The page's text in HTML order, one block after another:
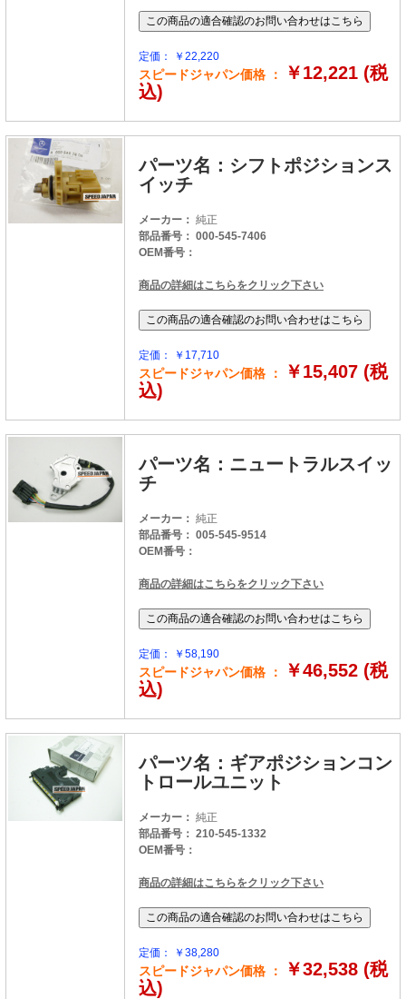
定価： ￥22,220
スピードジャパン価格 ：
￥12,221 (税
込)
パーツ名：シフトポジションス
イッチ
メーカー： 純正
部品番号： 000-545-7406
OEM番号：
商品の詳細はこちらをクリック下さい
定価： ￥17,710
スピードジャパン価格 ：
￥15,407 (税
込)
パーツ名：ニュートラルスイッ
チ
メーカー： 純正
部品番号： 005-545-9514
OEM番号：
商品の詳細はこちらをクリック下さい
定価： ￥58,190
スピードジャパン価格 ：
￥46,552 (税
込)
パーツ名：ギアポジションコン
トロールユニット
メーカー： 純正
部品番号： 210-545-1332
OEM番号：
商品の詳細はこちらをクリック下さい
定価： ￥38,280
スピードジャパン価格 ：
￥32,538 (税
込)